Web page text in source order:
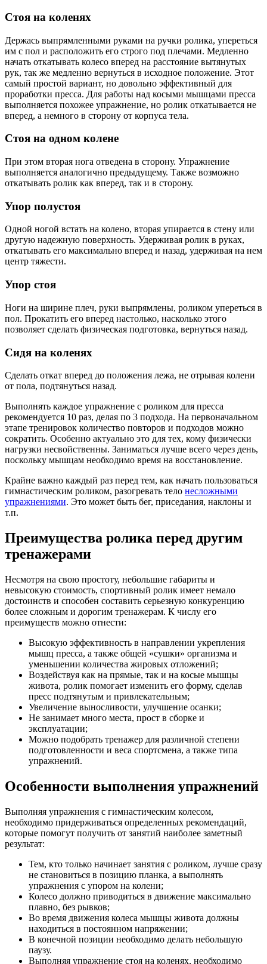
Стоя на коленях
Держась выпрямленными руками на ручки ролика, упереться
им с пол и расположить его строго под плечами. Медленно
начать откатывать колесо вперед на расстояние вытянутых
рук, так же медленно вернуться в исходное положение. Этот
самый простой вариант, но довольно эффективный для
проработки пресса. Для работы над косыми мышцами пресса
выполняется похожее упражнение, но ролик откатывается не
вперед, а немного в сторону от корпуса тела.
Стоя на одном колене
При этом вторая нога отведена в сторону. Упражнение
выполняется аналогично предыдущему. Также возможно
откатывать ролик как вперед, так и в сторону.
Упор полустоя
Одной ногой встать на колено, вторая упирается в стену или
другую надежную поверхность. Удерживая ролик в руках,
откатывать его максимально вперед и назад, удерживая на нем
центр тяжести.
Упор стоя
Ноги на ширине плеч, руки выпрямлены, роликом упереться в
пол. Прокатить его вперед настолько, насколько этого
позволяет сделать физическая подготовка, вернуться назад.
Сидя на коленях
Сделать откат вперед до положения лежа, не отрывая колени
от пола, подтянуться назад.
Выполнять каждое упражнение с роликом для пресса
рекомендуется 10 раз, делая по 3 подхода. На первоначальном
этапе тренировок количество повторов и подходов можно
сократить. Особенно актуально это для тех, кому физически
нагрузки несвойственны. Заниматься лучше всего через день,
поскольку мышцам необходимо время на восстановление.
Крайне важно каждый раз перед тем, как начать пользоваться
гимнастическим роликом, разогревать тело несложными
упражнениями. Это может быть бег, приседания, наклоны и
т.п.
Преимущества ролика перед другим
тренажерами
Несмотря на свою простоту, небольшие габариты и
невысокую стоимость, спортивный ролик имеет немало
достоинств и способен составить серьезную конкуренцию
более сложным и дорогим тренажерам. К числу его
преимуществ можно отнести:
Высокую эффективность в направлении укрепления
мышц пресса, а также общей «сушки» организма и
уменьшении количества жировых отложений;
Воздействуя как на прямые, так и на косые мышцы
живота, ролик помогает изменить его форму, сделав
пресс подтянутым и привлекательным;
Увеличение выносливости, улучшение осанки;
Не занимает много места, прост в сборке и
эксплуатации;
Можно подобрать тренажер для различной степени
подготовленности и веса спортсмена, а также типа
упражнений.
Особенности выполнения упражнений
Выполняя упражнения с гимнастическим колесом,
необходимо придерживаться определенных рекомендаций,
которые помогут получить от занятий наиболее заметный
результат:
Тем, кто только начинает занятия с роликом, лучше сразу
не становиться в позицию планка, а выполнять
упражнения с упором на колени;
Колесо должно приводиться в движение максимально
плавно, без рывков;
Во время движения колеса мышцы живота должны
находиться в постоянном напряжении;
В конечной позиции необходимо делать небольшую
паузу.
Выполняя упражнение стоя на коленях, необходимо